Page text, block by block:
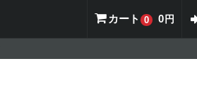
カート 0 0 円